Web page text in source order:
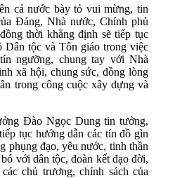
cả nước bày tỏ vui mừng, tin
Đảng, Nhà nước, Chính phủ
thời khẳng định sẽ tiếp tục
Dân tộc và Tôn giáo trong việc
ngưỡng, chung tay với Nhà
xã hội, chung sức, đồng lòng
trong công cuộc xây dựng và
Đào Ngọc Dung tin tưởng,
tục hướng dẫn các tín đồ gìn
phụng đạo, yêu nước, tinh thần
với dân tộc, đoàn kết đạo đời,
chủ trương, chính sách của